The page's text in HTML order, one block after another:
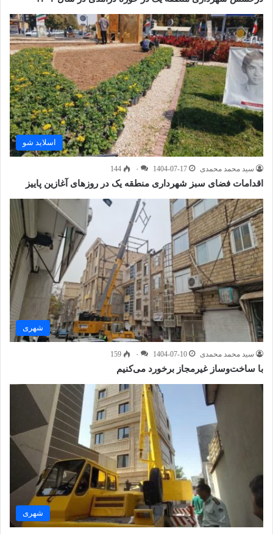
اسلاید شو
سید محمد محمدی 1404-07-17 ۰ 144
اقدامات فضای سبز شهرداری منطقه یک در روزهای آغازین پاییز
شهری
سید محمد محمدی 1404-07-10 ۰ 159
با ساخت‌وساز غیرمجاز برخورد می‌کنیم
شهری